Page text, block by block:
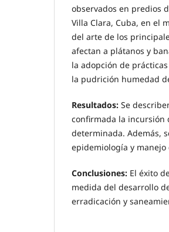
observados en predios
Villa Clara, Cuba, en el
del arte de los
afectan a plátanos y
la adopción de
la pudrición humedad
Resultados: Se
confirmada la incursión
determinada. Además,
epidemiología y
Conclusiones: El éxito
medida del desarrollo
erradicación y